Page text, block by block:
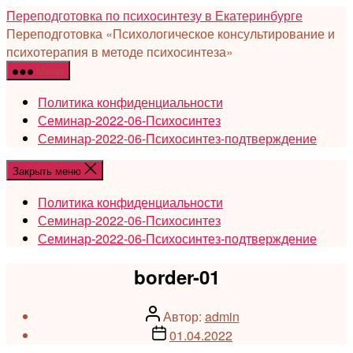
Перейти
к
содержимому
Переподготовка по психосинтезу в Екатеринбурге
Переподготовка «Психологическое консультирование и
психотерапия в методе психосинтеза»
Меню
Политика конфиденциальности
Семинар-2022-06-Психосинтез
Семинар-2022-06-Психосинтез-подтверждение
Закрыть меню
Политика конфиденциальности
Семинар-2022-06-Психосинтез
Семинар-2022-06-Психосинтез-подтверждение
border-01
Автор
записи
Автор: admin
Дата01.04.2022